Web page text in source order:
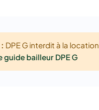
DPE G interdit à la
guide bailleur DPE G